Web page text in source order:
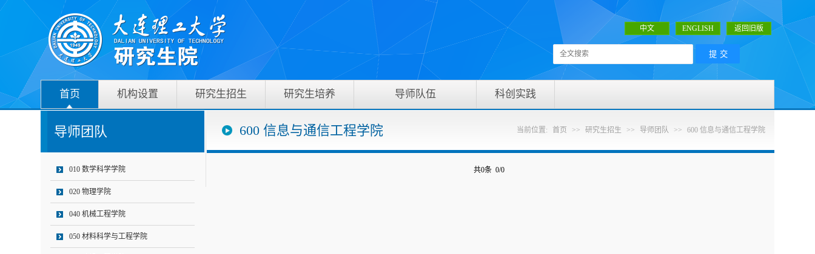
中文 ENGLISH 返回旧版
首页 机构设置 研究生招生 研究生培养 导师队伍 科创实践
导师团队
010 数学科学学院
020 物理学院
040 机械工程学院
050 材料科学与工程学院
600 信息与通信工程学院 当前位置: 首页 >> 研究生招生 >> 导师团队 >> 600 信息与通信工程学院
共0条 0/0